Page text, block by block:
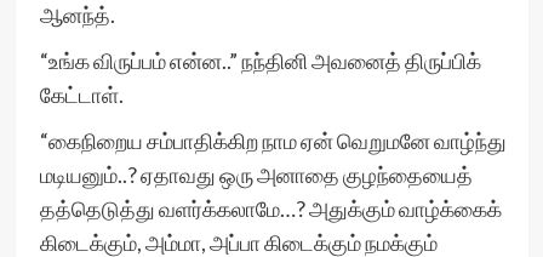
ஆனந்த்.
“உங்க விருப்பம் என்ன..” நந்தினி அவனைத் திருப்பிக்
கேட்டாள்.
“கைநிறைய சம்பாதிக்கிற நாம ஏன் வெறுமனே வாழ்ந்து
மடியனும்..? ஏதாவது ஒரு அனாதை குழந்தையைத்
தத்தெடுத்து வளர்க்கலாமே…? அதுக்கும் வாழ்க்கைக்
கிடைக்கும், அம்மா, அப்பா கிடைக்கும் நமக்கும்